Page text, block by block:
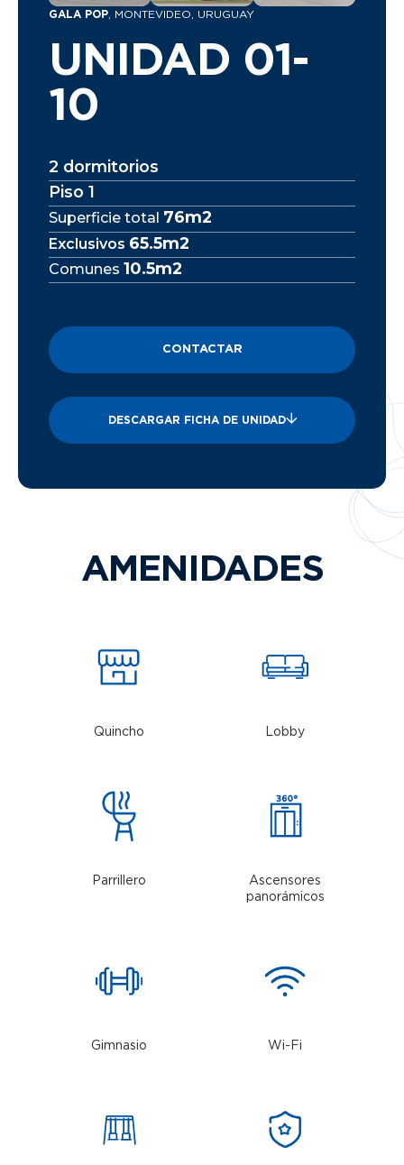
GALA POP , MONTEVIDEO, URUGUAY
UNIDAD 01-
10
2 dormitorios
Piso 1
Superficie total 76m2
Exclusivos 65.5m2
Comunes 10.5m2
CONTACTAR
DESCARGAR FICHA DE UNIDAD
AMENIDADES
Quincho Lobby
Parrillero
Ascensores
panorámicos
Gimnasio Wi-Fi